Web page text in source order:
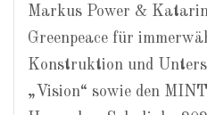
Markus Power &
Greenpeace für
Konstruktion und
„Vision“ sowie den